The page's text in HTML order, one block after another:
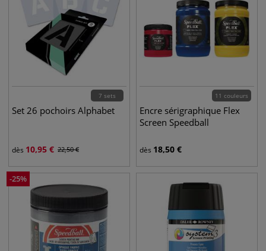
7 sets
Set 26 pochoirs Alphabet
dès 10,95 € 22,50€
11 couleurs
Encre sérigraphique Flex
Screen Speedball
dès 18,50 €
-25%